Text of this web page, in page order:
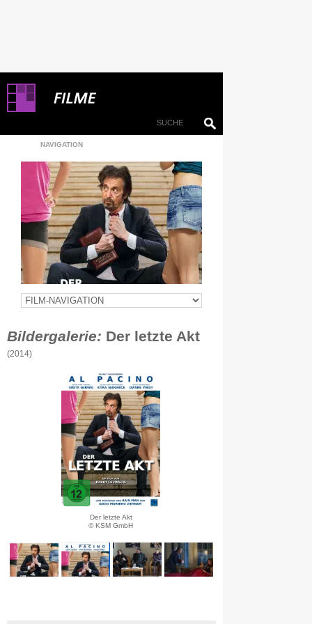
NAVIGATION
Bildergalerie: Der letzte Akt
(2014)
Der letzte Akt
© KSM GmbH